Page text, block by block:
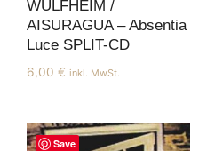
WULFHEIM /
AISURAGUA – Absentia
Luce SPLIT-CD
6,00 € inkl. MwSt.
Save